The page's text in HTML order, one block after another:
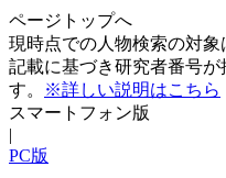
ページトップへ
現時点での人物検索の対象
記載に基づき研究者番号
す。
※詳しい説明はこちら
スマートフォン版
|
PC版